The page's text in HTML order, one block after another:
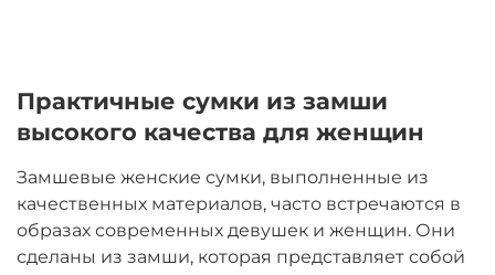
Практичные сумки из замши
высокого качества для женщин
Замшевые женские сумки, выполненные из
качественных материалов, часто встречаются в
образах современных девушек и женщин. Они
сделаны из замши, которая представляет собой